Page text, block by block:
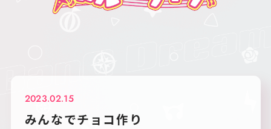
2023.02.15
みんなでチョコ作り